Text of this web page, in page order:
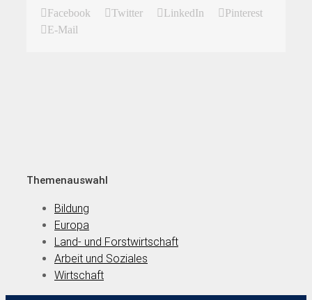
Facebook Twitter LinkedIn
Pinterest
E-Mail
Themenauswahl
Bildung
Europa
Land- und Forstwirtschaft
Arbeit und Soziales
Wirtschaft